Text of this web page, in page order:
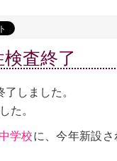
査終了
しました。
た。
学校に、今年新設